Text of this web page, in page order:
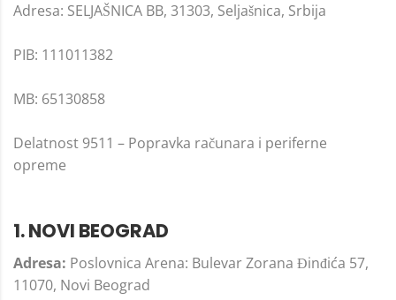
Adresa: SELJAŠNICA BB, 31303, Seljašnica, Srbija
PIB: 111011382
MB: 65130858
Delatnost 9511 – Popravka računara i periferne
opreme
1. NOVI BEOGRAD
Adresa: Poslovnica Arena: Bulevar Zorana Đinđića 57,
11070, Novi Beograd